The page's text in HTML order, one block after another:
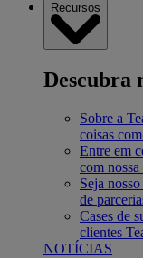
Recursos
Descubra
Sobre a
coisas
Entre em
com nossa
Seja
de
Cases de
clientes
NOTÍCIAS